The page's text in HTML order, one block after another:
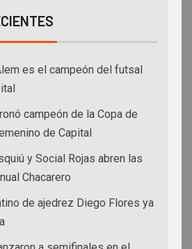
es el campeón del futsal
campeón de la Copa de
de Capital
y Social Rojas abren las
Chacarero
de ajedrez Diego Flores ya